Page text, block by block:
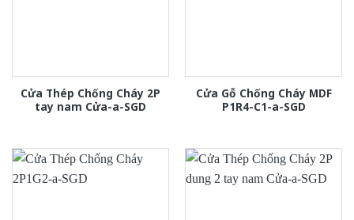
Cửa Thép Chống Cháy 2P
tay nam Cửa-a-SGD
Cửa Gỗ Chống Cháy MDF
P1R4-C1-a-SGD